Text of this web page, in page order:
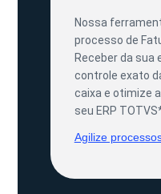
Nossa
processo de
Receber da sua
controle exato
caixa e otimize
seu ERP
Agilize